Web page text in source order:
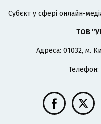
Cубєкт у сфері онлайн-
ТОВ
Адреса: 01032, м.
Телефон: